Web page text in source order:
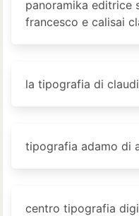
panoramika editrice
francesco e calisai
la tipografia di
tipografia adamo di
centro tipografia